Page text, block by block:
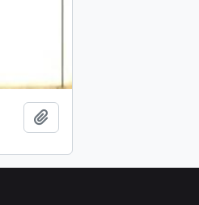
Añadir al portapapeles